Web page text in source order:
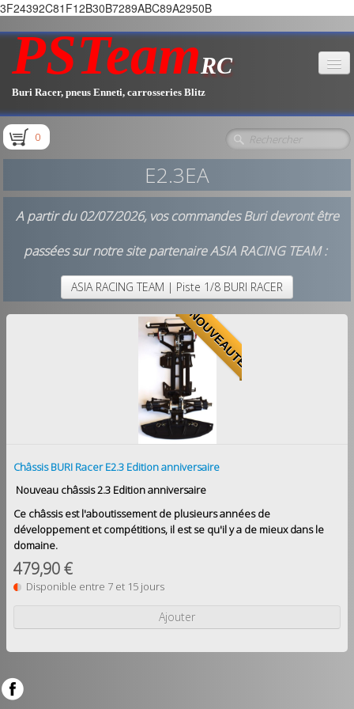
3F24392C81F12B30B7289ABC89A2950B
PSTeamRC
Buri Racer, pneus Enneti, carrosseries Blitz
Accueil
Boutique▼
Pièces E1.1 / E1.2
Pièces E2.1
0
E2.3EA
A partir du 02/07/2026, vos commandes Buri devront être
passées sur notre site partenaire ASIA RACING TEAM :
ASIA RACING TEAM | Piste 1/8 BURI RACER
NOUVEAUTE
Châssis BURI Racer E2.3 Edition anniversaire
Nouveau châssis 2.3 Edition anniversaire
Ce châssis est l'aboutissement de plusieurs années de
développement et compétitions, il est se qu'il y a de mieux dans le
domaine.
479,90 €
Disponible entre 7 et 15 jours
Ajouter